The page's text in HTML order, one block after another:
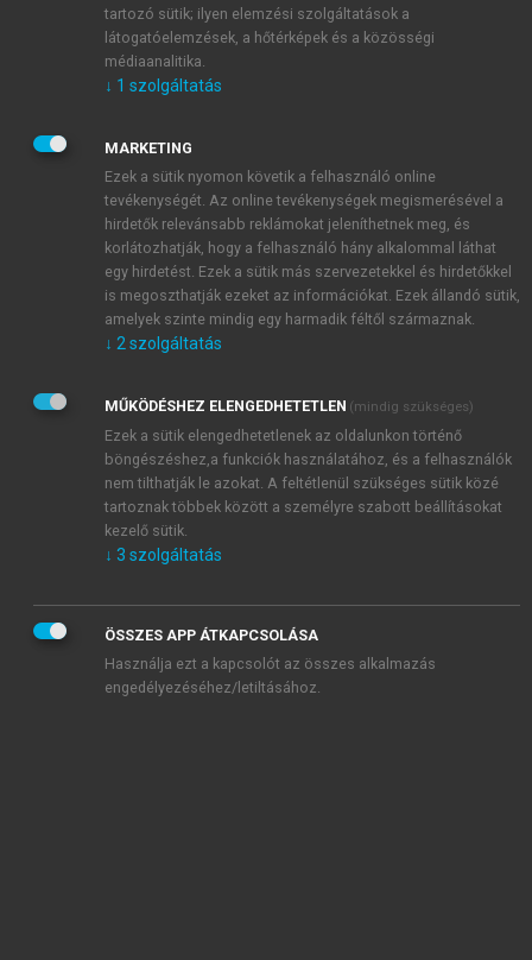
JELSZÓ
JELSZÓ ÚJRA
Kérek értesítést a MeRSZ újdonságairól, akcióiról.
Kérek értesítést az Akadémiai Kiadó Zrt. újdonságairól,
Adatkezelési tájékoztatóbanfoglaltakat tudomásul
veszem és elfogadom.
Általános vásárlási feltételeket, valamint a szotar.netés a
mersz.huoldalak licencszerződéseiben foglaltakat
tudomásul veszem és elfogadom.
KIPRÓBÁLOM
tartozó sütik; ilyen elemzési szolgáltatások a
látogatóelemzések, a hőtérképek és a közösségi
médiaanalitika.
↓ 1 szolgáltatás
MARKETING
Ezek a sütik nyomon követik a felhasználó online
tevékenységét. Az online tevékenységek megismerésével a
hirdetők relevánsabb reklámokat jeleníthetnek meg, és
korlátozhatják, hogy a felhasználó hány alkalommal láthat
egy hirdetést. Ezek a sütik más szervezetekkel és hirdetőkkel
is megoszthatják ezeket az információkat. Ezek állandó sütik,
amelyek szinte mindig egy harmadik féltől származnak.
↓ 2 szolgáltatás
MŰKÖDÉSHEZ ELENGEDHETETLEN (mindig szükséges)
Ezek a sütik elengedhetetlenek az oldalunkon történő
böngészéshez,a funkciók használatához, és a felhasználók
nem tilthatják le azokat. A feltétlenül szükséges sütik közé
tartoznak többek között a személyre szabott beállításokat
kezelő sütik.
↓ 3 szolgáltatás
ÖSSZES APP ÁTKAPCSOLÁSA
Használja ezt a kapcsolót az összes alkalmazás
engedélyezéséhez/letiltásához.